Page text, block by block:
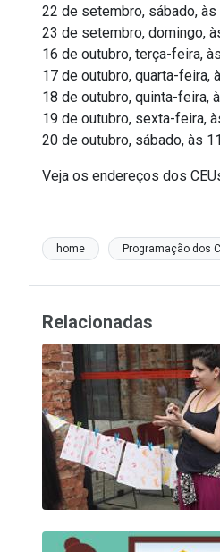
22 de setembro, sábado,
23 de setembro, domingo,
16 de outubro, terça-feira,
17 de outubro, quarta-feira,
18 de outubro, quinta-feira,
19 de outubro, sexta-feira,
20 de outubro, sábado, às
Veja os endereços dos
home Programação dos
Relacionadas